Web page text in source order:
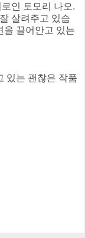
인 토모리 나오.
살려주고 있습
을 끌어안고 있는
있는 괜찮은 작품